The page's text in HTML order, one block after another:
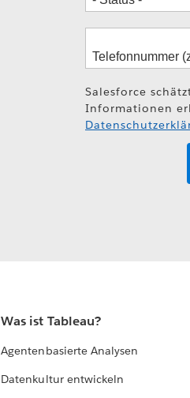
Salesforce
Informationen
Was ist Tableau?
Agentenbasierte Analysen
Datenkultur entwickeln